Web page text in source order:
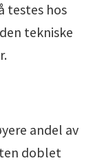
testes hos
tekniske
andel av
doblet